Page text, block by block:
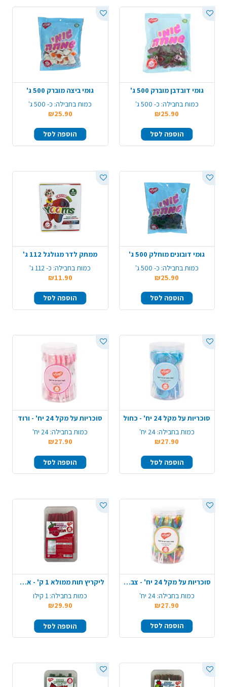
גומי דובדבן מוברק 500 ג'
כמות בחבילה: כ- 500 ג'
₪25.90
הוספה לסל
גומי ביצה מוברק 500 ג'
כמות בחבילה: כ- 500 ג'
₪25.90
הוספה לסל
גומי דובונים מוחלק 500 ג'
כמות בחבילה: כ- 500 ג'
₪25.90
הוספה לסל
ממתק לדר מגולגל 112 ג'
כמות בחבילה: כ- 112 ג'
₪11.90
הוספה לסל
סוכריות על מקל 24 יח' - כחול
כמות בחבילה: 24 יח'
₪27.90
הוספה לסל
סוכריות על מקל 24 יח' - ורוד
כמות בחבילה: 24 יח'
₪27.90
הוספה לסל
סוכריות על מקל 24 יח' - צבעוני
כמות בחבילה: 24 יח'
₪27.90
הוספה לסל
ליקריץ תות ממולא 1 ק' - אדום
כמות בחבילה: 1 קילו
₪29.90
הוספה לסל